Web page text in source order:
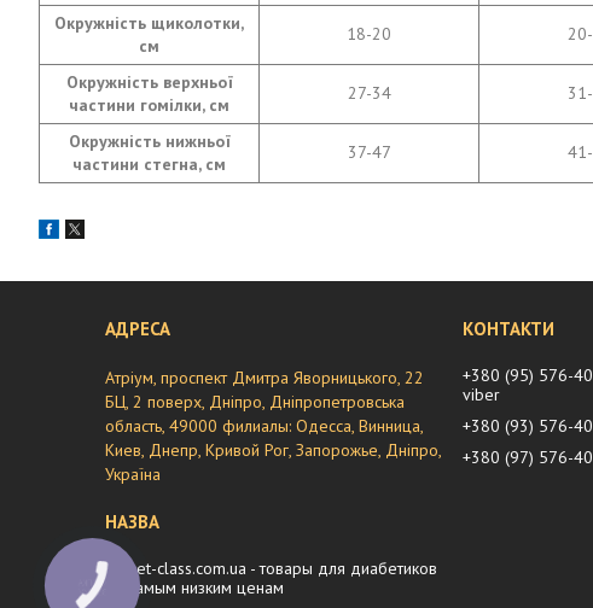
Окружність щиколотки,
см
18-20
Окружність верхньої
частини гомілки, см
27-34
Окружність нижньої
частини стегна, см
37-47
Атріум, проспект Дмитра Яворницького, 22
БЦ, 2 поверх, Дніпро, Дніпропетровська
область, 49000 филиалы: Одесса, Винница,
Киев, Днепр, Кривой Рог, Запорожье, Дніпро,
Україна
diabet-class.com.ua - товары для диабетиков
по самым низким ценам
+380 (95) 576-
viber
+380 (93) 576-
+380 (97) 576-